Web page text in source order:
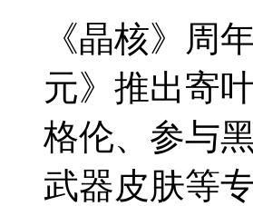
《晶核》周
元》推出寄
格伦、参与
武器皮肤等